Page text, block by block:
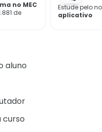
no MEC
de
Estude pelo
aplicativo
aluno
curso